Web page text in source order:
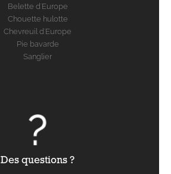
Belette d'Europe
Chouette hulotte
Chevreuil d'Europe
Pie bavarde
Sanglier
Des questions ?